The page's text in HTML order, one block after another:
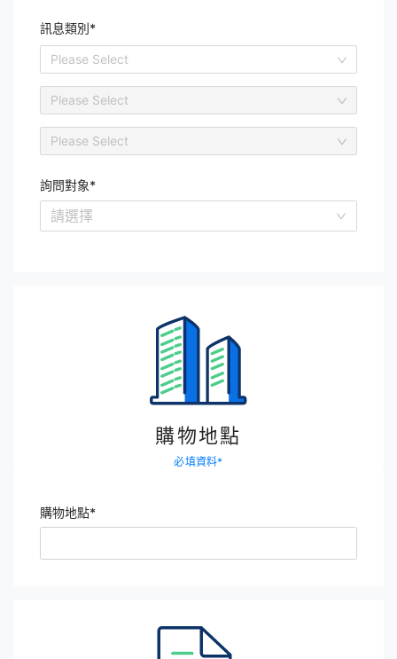
訊息類別*
Please Select
Please Select
Please Select
詢問對象*
購物地點
必填資料*
購物地點*